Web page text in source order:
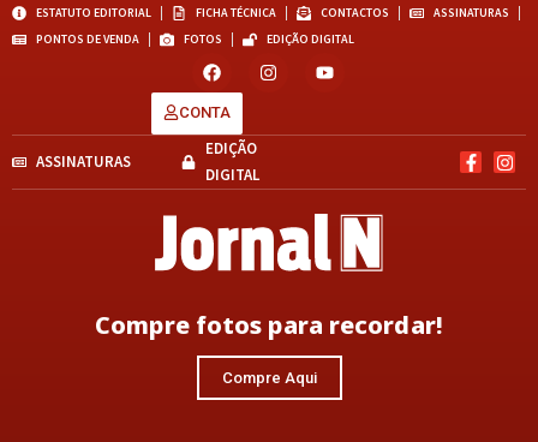
ESTATUTO EDITORIAL FICHA TÉCNICA CONTACTOS
ASSINATURAS
PONTOS DE VENDA
FOTOS EDIÇÃO DIGITAL
CONTA
ASSINATURAS
EDIÇÃO
DIGITAL
Compre fotos para recordar!
Compre Aqui